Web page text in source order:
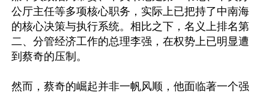
公厅主任等多项核心职务，实际上已把持了中南海
的核心决策与执行系统。相比之下，名义上排名第
二、分管经济工作的总理李强，在权势上已明显遭
到蔡奇的压制。
然而，蔡奇的崛起并非一帆风顺，他面临著一个强